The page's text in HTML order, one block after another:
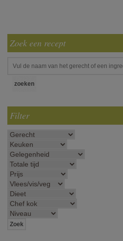
Zoek een recept
Filter